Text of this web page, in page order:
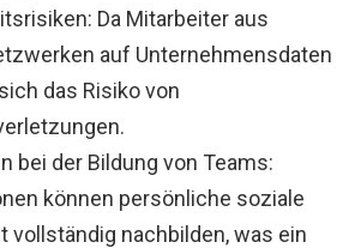
Da Mitarbeiter aus
auf Unternehmensdaten
das Risiko von
bei der Bildung von Teams:
können persönliche soziale
vollständig nachbilden, was ein